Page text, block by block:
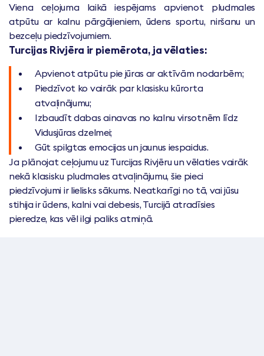
Viena ceļojuma laikā iespējams apvienot pludmales
atpūtu ar kalnu pārgājieniem, ūdens sportu, niršanu un
bezceļu piedzīvojumiem.
Turcijas Rivjēra ir piemērota, ja vēlaties:
Apvienot atpūtu pie jūras ar aktīvām nodarbēm;
Piedzīvot ko vairāk par klasisku kūrorta
atvaļinājumu;
Izbaudīt dabas ainavas no kalnu virsotnēm līdz
Vidusjūras dzelmei;
Gūt spilgtas emocijas un jaunus iespaidus.
Ja plānojat ceļojumu uz Turcijas Rivjēru un vēlaties vairāk
nekā klasisku pludmales atvaļinājumu, šie pieci
piedzīvojumi ir lielisks sākums. Neatkarīgi no tā, vai jūsu
stihija ir ūdens, kalni vai debesis, Turcijā atradīsies
pieredze, kas vēl ilgi paliks atmiņā.